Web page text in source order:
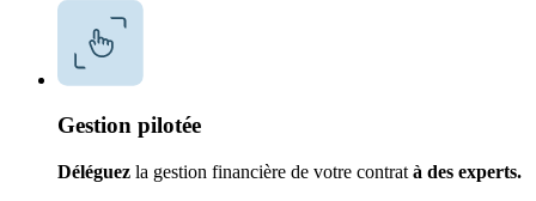
Gestion pilotée
Déléguez la gestion financière de votre contrat à des experts.